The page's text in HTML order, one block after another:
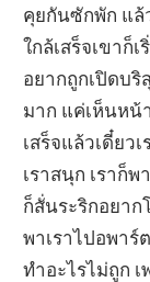
คุยกันซักพัก แล้
ใกล้เสร็จเขาก็
อยากถูกเปิดบ
มาก แค่เห็นหน้
เสร็จแล้วเดี๋ยว
เราสนุก เราก็
ก็สั่นระริกอยา
พาเราไปอพาร์
ทำอะไรไม่ถูก เ